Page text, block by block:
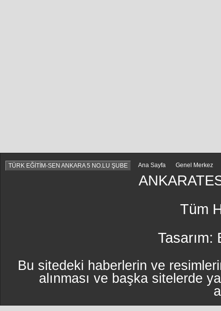
TÜRK EĞİTİM-SEN ANKARA 5 NO.LU ŞUBE Ana Sayfa Genel Merkez
Tüm
Tasarım:
Bu sitedeki haberlerin ve
alınması ve başka sitelerde